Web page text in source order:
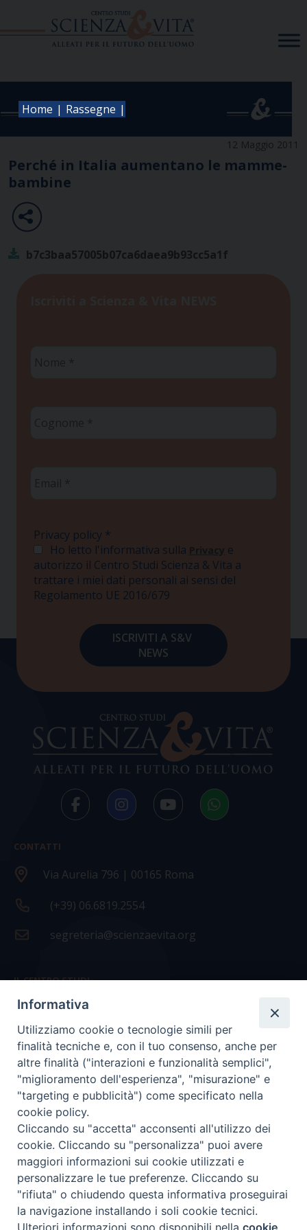
Home | Rassegne |
12 Maggio 2011
Perché in Italia aumentano le mamme-
bambine
b7c3baa57005b07ca6daea9b93cc5a1f
Privacy policy *
Ho letto l'informativa sulla Privacy e
autorizzo il Centro Studi Scienza & Vita a
trattare i miei dati personali ai sensi del
Regolamento UE 2016/679
CONTATTI
Via Aurelia 796 | 00165 Roma
(+39) 06.6819.2554
segreteria@scienzaevita.org
IL CENTRO STUDI
La nostra storia
Statuto
Presidenza e ufficio presidenza
Consiglio scientifico
Coordinamento nazionale
COPYRIGHT Scienza & Vita - C.F96600690588- Tutti i
diritti -Privacy- Credits
Informativa
Utilizziamo cookie o tecnologie simili per
finalità tecniche e, con il tuo consenso, anche per
altre finalità ("interazioni e funzionalità semplici",
"miglioramento dell'esperienza", "misurazione" e
"targeting e pubblicità") come specificato nella
cookie policy.
Cliccando su "accetta" acconsenti all'utilizzo dei
cookie. Cliccando su "personalizza" puoi avere
maggiori informazioni sui cookie utilizzati e
personalizzare le tue preferenze. Cliccando su
"rifiuta" o chiudendo questa informativa proseguirai
la navigazione installando i soli cookie tecnici.